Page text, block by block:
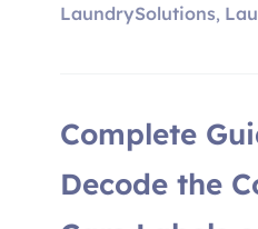
LaundrySolutions,
Complete
Decode the